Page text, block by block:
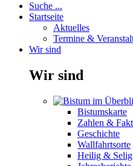
Suche ...
Startseite
Aktuelles
Termine &
Wir sind
Wir sind
Bistumskarte
Zahlen &
Geschichte
Wallfahrtsorte
Heilig & Selig